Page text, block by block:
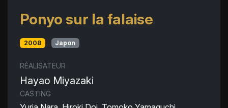
Ponyo sur la falaise
2008 Japon
RÉALISATEUR
Hayao Miyazaki
CASTING